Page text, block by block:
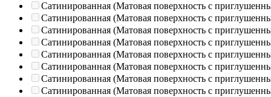
Сатинированная (Матовая поверхность с
Сатинированная (Матовая поверхность с
Сатинированная (Матовая поверхность с
Сатинированная (Матовая поверхность с
Сатинированная (Матовая поверхность с
Сатинированная (Матовая поверхность с
Сатинированная (Матовая поверхность с
Сатинированная (Матовая поверхность с